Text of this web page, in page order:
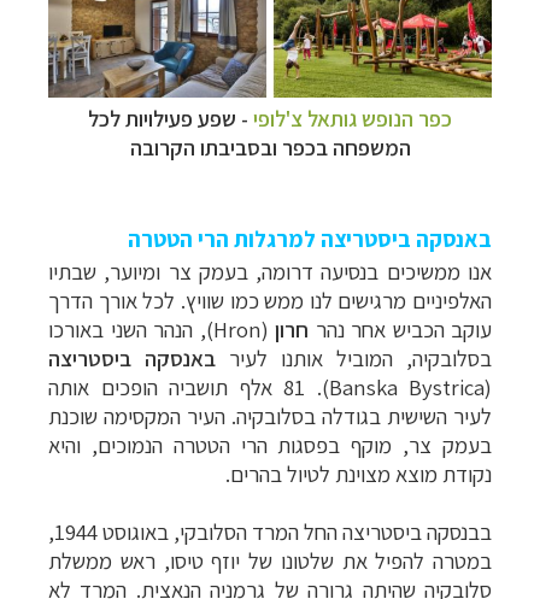
כפר הנופש גותאל צ'לופי - שפע פעילויות לכל
המשפחה בכפר ובסביבתו הקרובה
באנסקה ביסטריצה למרגלות הרי הטטרה
אנו ממשיכים בנסיעה דרומה, בעמק צר ומיוער, שבתיו
האלפיניים מרגישים לנו ממש כמו שוויץ. לכל אורך הדרך
עוקב הכביש אחר נהר חרון (
Hron), הנהר השני באורכו
בסלובקיה, המוביל אותנו לעיר באנסקה ביסטריצה
(
Banska Bystrica
). 81 אלף תושביה הופכים אותה
לעיר השישית בגודלה בסלובקיה. העיר המקסימה שוכנת
בעמק צר, מוקף בפסגות הרי הטטרה הנמוכים, והיא
נקודת מוצא מצוינת לטיול בהרים.
בבנסקה ביסטריצה החל המרד הסלובקי, באוגוסט 1944,
במטרה להפיל את שלטונו של יוזף טיסו, ראש ממשלת
סלובקיה שהיתה גרורה של גרמניה הנאצית. המרד לא